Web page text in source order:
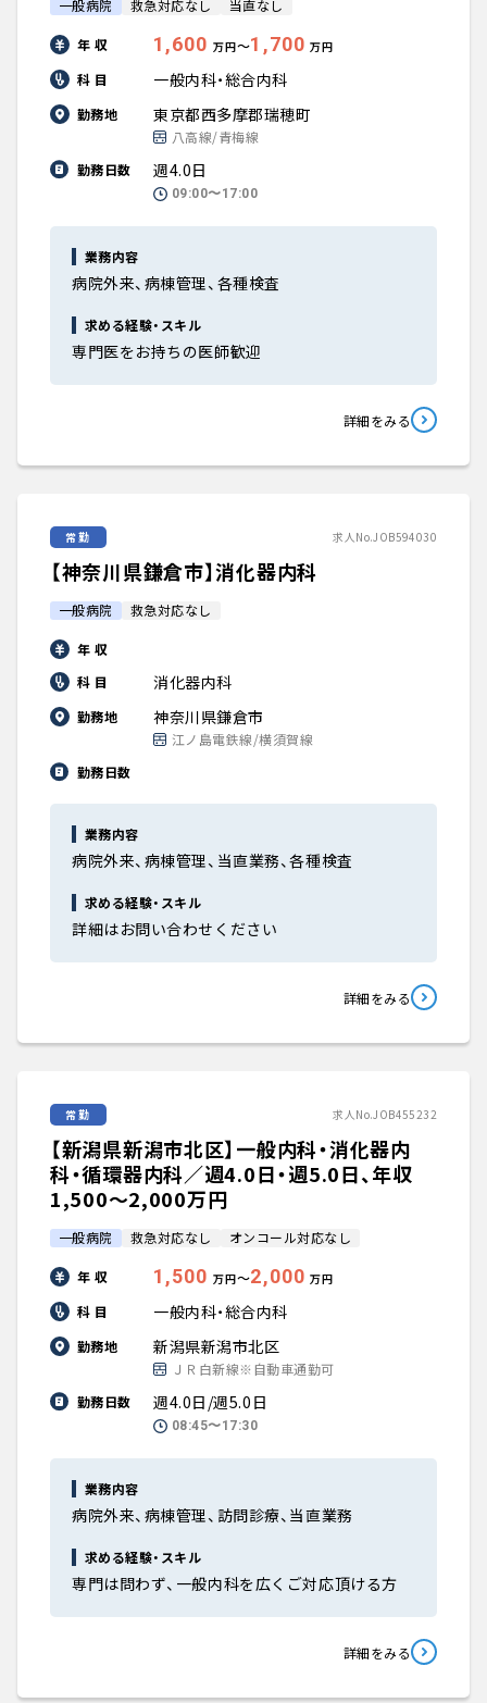
一般病院 救急対応なし 当直なし
年 収 1,600 万円〜1,700 万円
科 目 一般内科・総合内科
勤務地 東京都西多摩郡瑞穂町
八高線/青梅線
勤務日数
週4.0日
09:00〜17:00
業務内容
病院外来、病棟管理、各種検査
求める経験・スキル
専門医をお持ちの医師歓迎
詳細をみる
常勤 求人No.JOB594030
【神奈川県鎌倉市】消化器内科
一般病院 救急対応なし
年 収
科 目
消化器内科
勤務地 神奈川県鎌倉市
江ノ島電鉄線/横須賀線
勤務日数
業務内容
病院外来、病棟管理、当直業務、各種検査
求める経験・スキル
詳細はお問い合わせください
詳細をみる
常勤 求人No.JOB455232
【新潟県新潟市北区】一般内科・消化器内
科・循環器内科／週4.0日・週5.0日、年収
1,500〜2,000万円
一般病院 救急対応なし オンコール対応なし
年 収 1,500 万円〜2,000 万円
科 目 一般内科・総合内科
勤務地 新潟県新潟市北区
ＪＲ白新線※自動車通勤可
勤務日数
週4.0日/週5.0日
08:45〜17:30
業務内容
病院外来、病棟管理、訪問診療、当直業務
求める経験・スキル
専門は問わず、一般内科を広くご対応頂ける方
詳細をみる